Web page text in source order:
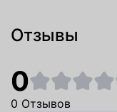
Отзывы
0
0 Отзывов